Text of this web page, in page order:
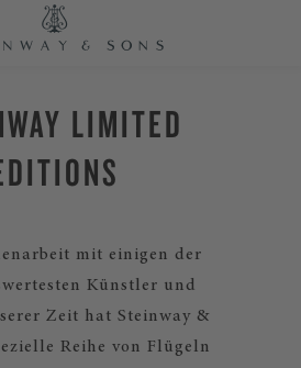
LIMITED
mit einigen der
Künstler und
Zeit hat Steinway &
Reihe von Flügeln